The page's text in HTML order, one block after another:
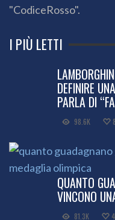
"CodiceRosso".
I PIÙ LETTI
DEFINIRE
PARLA DI
98.6K
QUANTO
VINCONO
81.3K